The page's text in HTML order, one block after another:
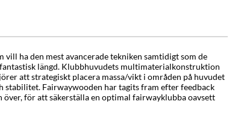
ha den mest avancerade tekniken samtidigt som de
längd. Klubbhuvudets multimaterialkonstruktion
att strategiskt placera massa/vikt i områden på huvudet
stabilitet. Fairwaywooden har tagits fram efter feedback
för att säkerställa en optimal fairwayklubba oavsett